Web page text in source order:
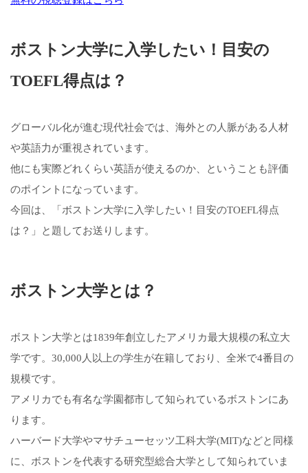
ボストン大学に入学したい！目安の
TOEFL得点は？
グローバル化が進む現代社会では、海外との人脈がある人材
や英語力が重視されています。
他にも実際どれくらい英語が使えるのか、ということも評価
のポイントになっています。
今回は、「ボストン大学に入学したい！目安のTOEFL得点
は？」と題してお送りします。
ボストン大学とは？
ボストン大学とは1839年創立したアメリカ最大規模の私立大
学です。30,000人以上の学生が在籍しており、全米で4番目の
規模です。
アメリカでも有名な学園都市して知られているボストンにあ
ります。
ハーバード大学やマサチューセッツ工科大学(MIT)などと同様
に、ボストンを代表する研究型総合大学として知られていま